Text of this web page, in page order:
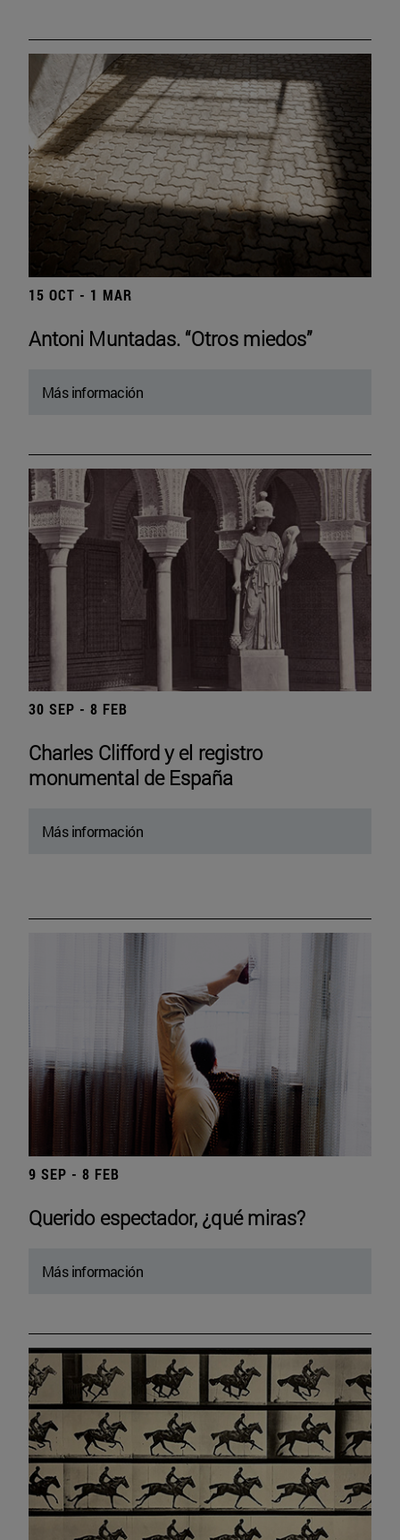
15 OCT - 1 MAR
Antoni Muntadas. “Otros miedos”
Más información
30 SEP - 8 FEB
Charles Clifford y el registro
monumental de España
Más información
9 SEP - 8 FEB
Querido espectador, ¿qué miras?
Más información